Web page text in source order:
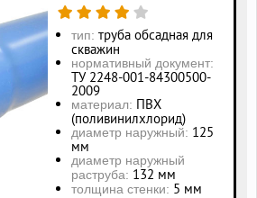
тип: труба обсадная для
скважин
нормативный документ:
ТУ 2248-001-84300500-
2009
материал: ПВХ
(поливинилхлорид)
диаметр наружный: 125
мм
диаметр наружный
раструба: 132 мм
толщина стенки: 5 мм